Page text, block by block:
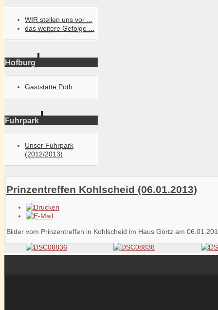
WIR stellen uns vor ...
das weitere Gefolge ...
Hofburg
Gaststätte Poth
Fuhrpark
Unser Fuhrpark
(2012/2013)
Prinzentreffen Kohlscheid (06.01.2013)
Bilder vom Prinzentreffen in Kohlscheid im Haus Görtz am